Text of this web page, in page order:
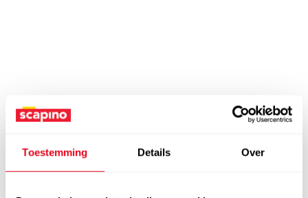
Toestemming Details Over